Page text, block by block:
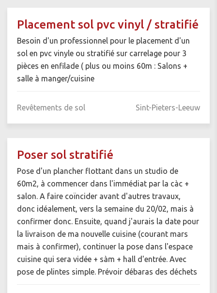
Placement sol pvc vinyl / stratifié
Besoin d'un professionnel pour le placement d'un
sol en pvc vinyle ou stratifié sur carrelage pour 3
pièces en enfilade ( plus ou moins 60m : Salons +
salle à manger/cuisine
Revêtements de sol Sint-Pieters-Leeuw
Poser sol stratifié
Pose d'un plancher flottant dans un studio de
60m2, à commencer dans l'immédiat par la càc +
salon. A faire coïncider avant d'autres travaux,
donc idéalement, vers la semaine du 20/02, mais à
confirmer donc. Ensuite, quand j'aurais la date pour
la livraison de ma nouvelle cuisine (courant mars
mais à confirmer), continuer la pose dans l'espace
cuisine qui sera vidée + sàm + hall d'entrée. Avec
pose de plintes simple. Prévoir débaras des déchets